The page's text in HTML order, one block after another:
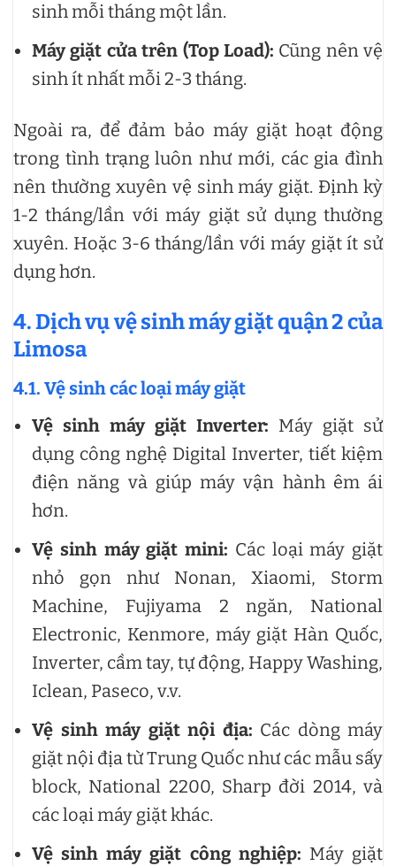
sinh mỗi tháng một lần.
Máy giặt cửa trên (Top Load): Cũng nên vệ
sinh ít nhất mỗi 2-3 tháng.
Ngoài ra, để đảm bảo máy giặt hoạt động
trong tình trạng luôn như mới, các gia đình
nên thường xuyên vệ sinh máy giặt. Định kỳ
1-2 tháng/lần với máy giặt sử dụng thường
xuyên. Hoặc 3-6 tháng/lần với máy giặt ít sử
dụng hơn.
4. Dịch vụ vệ sinh máy giặt quận 2 của
Limosa
4.1. Vệ sinh các loại máy giặt
Vệ sinh máy giặt Inverter: Máy giặt sử
dụng công nghệ Digital Inverter, tiết kiệm
điện năng và giúp máy vận hành êm ái
hơn.
Vệ sinh máy giặt mini: Các loại máy giặt
nhỏ gọn như Nonan, Xiaomi, Storm
Machine, Fujiyama 2 ngăn, National
Electronic, Kenmore, máy giặt Hàn Quốc,
Inverter, cầm tay, tự động, Happy Washing,
Iclean, Paseco, v.v.
Vệ sinh máy giặt nội địa: Các dòng máy
giặt nội địa từ Trung Quốc như các mẫu sấy
block, National 2200, Sharp đời 2014, và
các loại máy giặt khác.
Vệ sinh máy giặt công nghiệp: Máy giặt